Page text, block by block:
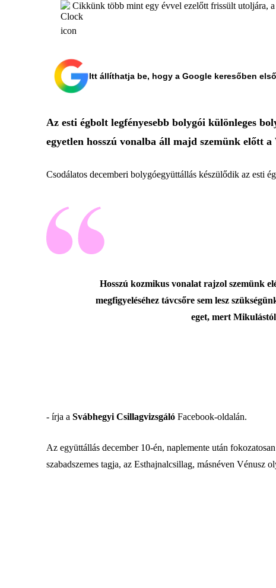
Cikkünk több mint egy évvel ezelőtt frissült utoljára,
Itt állíthatja be, hogy a Google keresőben
Az esti égbolt legfényesebb bolygói különleges
egyetlen hosszú vonalba áll majd szemünk előtt
Csodálatos decemberi bolygóegyüttállás készülődik az esti
Hosszú kozmikus vonalat rajzol szemünk
megfigyeléséhez távcsőre sem lesz
eget, mert
- írja a Svábhegyi Csillagvizsgáló Facebook-oldalán.
Az együttállás december 10-én, naplemente után
szabadszemes tagja, az Esthajnalcsillag, másnéven Vénusz